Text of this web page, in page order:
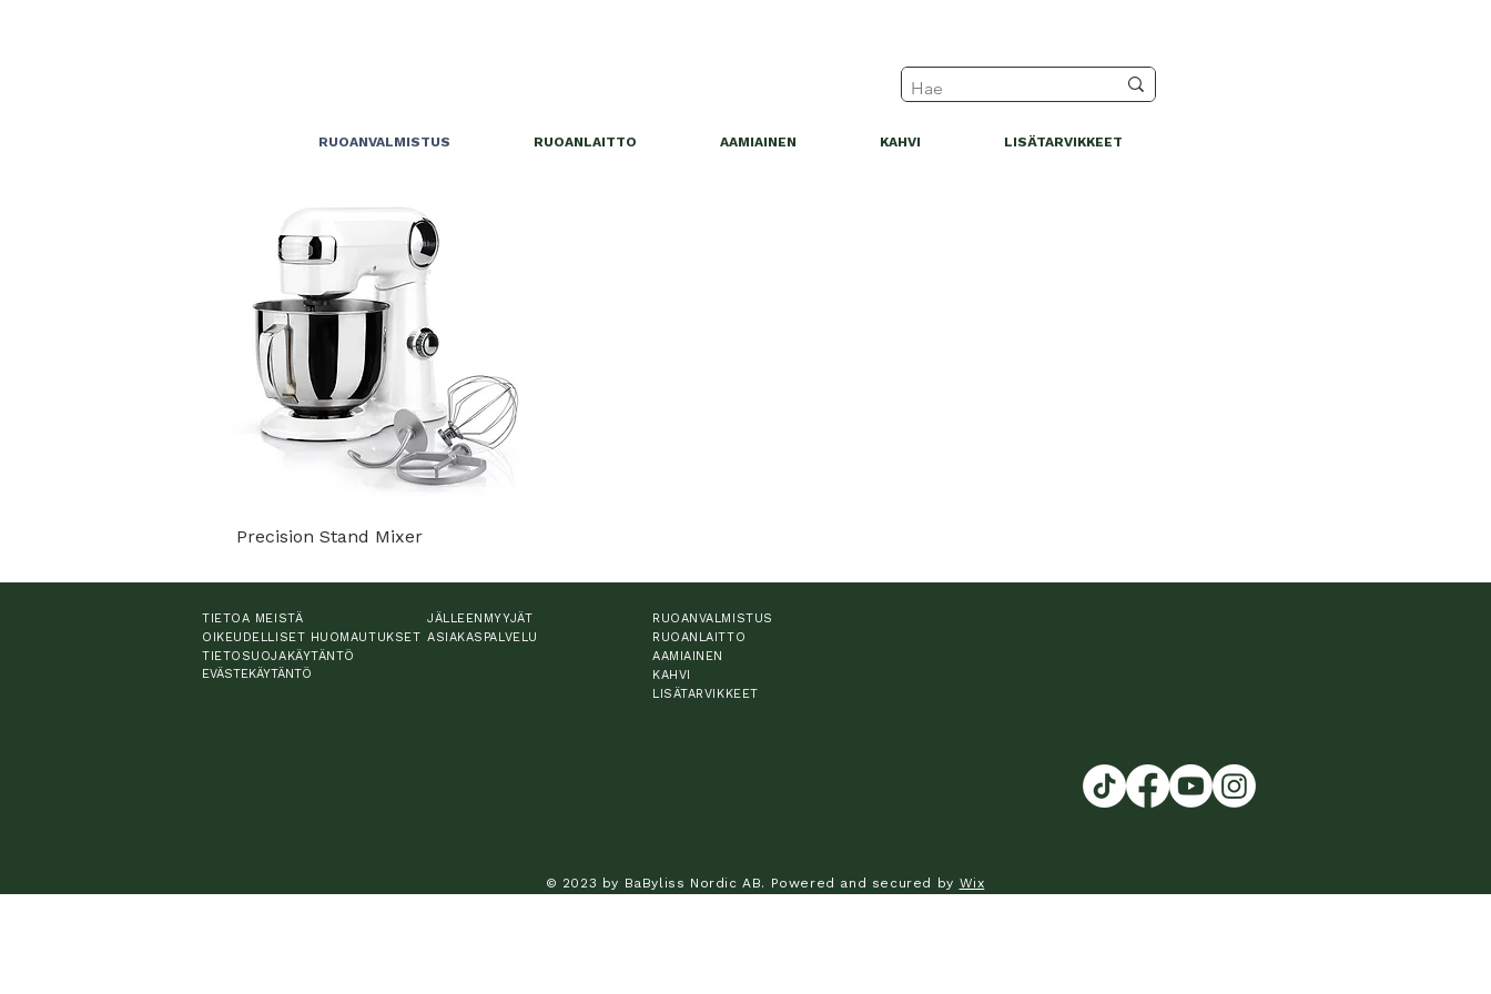
RUOANVALMISTUS RUOANLAITTO AAMIAINEN KAHVI LISÄTARVIKKEET
Precision Stand Mixer
TIETOA MEISTÄ
OIKEUDELLISET HUOMAUTUKSET
TIETOSUOJAKÄYTÄNTÖ
EVÄSTEKÄYTÄNTÖ
JÄLLEENMYYJÄT
ASIAKASPALVELU
RUOANVALMISTUS
RUOANLAITTO
AAMIAINEN
KAHVI
LISÄTARVIKKEET
© 2023 by BaByliss Nordic AB. Powered and secured by Wix